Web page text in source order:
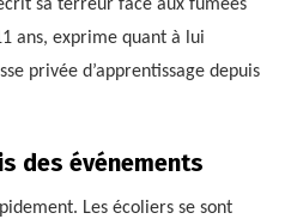
sa terreur face aux fumées
ans, exprime quant à lui
privée d’apprentissage depuis
des événements
Les écoliers se sont